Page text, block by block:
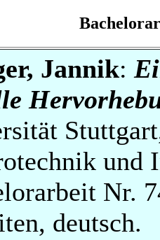
Jannik:
und
Nr.
deutsch.